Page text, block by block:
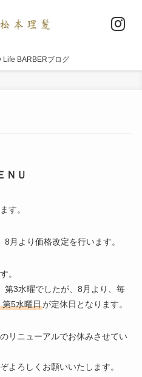
Life BARBERブログ
ＮＵ
す。
月より価格改定を行います。
。
第3水曜でしたが、8月より、毎
第5水曜日が定休日となります。
リニューアルでお休みさせてい
よろしくお願いいたします。